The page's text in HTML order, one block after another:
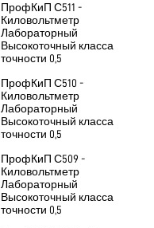
ПрофКиП С511 -
Киловольтметр
Лабораторный
Высокоточный класса
точности 0,5
ПрофКиП С510 -
Киловольтметр
Лабораторный
Высокоточный класса
точности 0,5
ПрофКиП С509 -
Киловольтметр
Лабораторный
Высокоточный класса
точности 0,5